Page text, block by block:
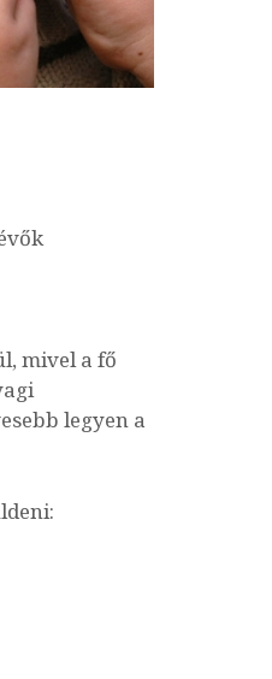
mivel a fő
legyen a